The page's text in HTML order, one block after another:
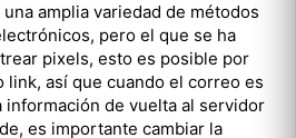
amplia variedad de métodos
pero el que se ha
pixels, esto es posible por
link, así que cuando el correo es
de vuelta al servidor
es importante cambiar la